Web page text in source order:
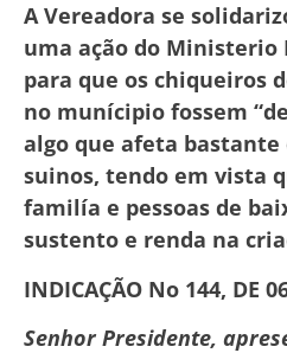
A Vereadora se
uma ação do Ministerio
para que os chiqueiros
no munícipio fossem
algo que afeta bastante
suinos, tendo em vista
familía e pessoas de
sustento e renda na
INDICAÇÃO No 144, DE
Senhor Presidente,